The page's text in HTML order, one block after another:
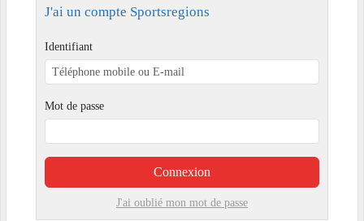
J'ai un compte Sportsregions
Identifiant
Mot de passe
Connexion
J'ai oublié mon mot de passe